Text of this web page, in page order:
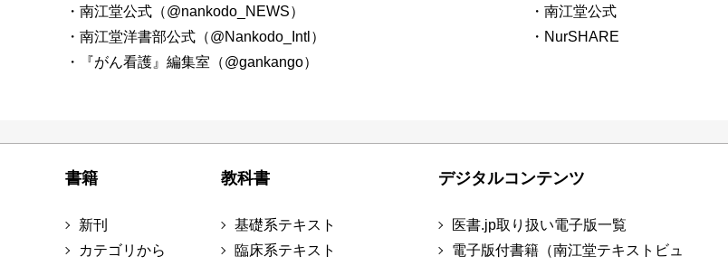
・南江堂公式（@nankodo_NEWS）
・南江堂洋書部公式（@Nankodo_Intl）
・『がん看護』編集室（@gankango）
・南江堂公式
・NurSHARE
書籍
新刊
カテゴリから
教科書
基礎系テキスト
臨床系テキスト
デジタルコンテンツ
医書.jp取り扱い電子版一覧
電子版付書籍（南江堂テキストビュ